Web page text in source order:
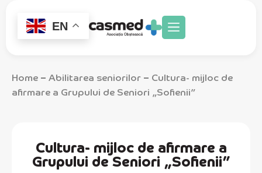
EN
Home – Abilitarea seniorilor – Cultura- mijloc de
afirmare a Grupului de Seniori „Sofienii”
Cultura- mijloc de afirmare a
Grupului de Seniori „Sofienii”